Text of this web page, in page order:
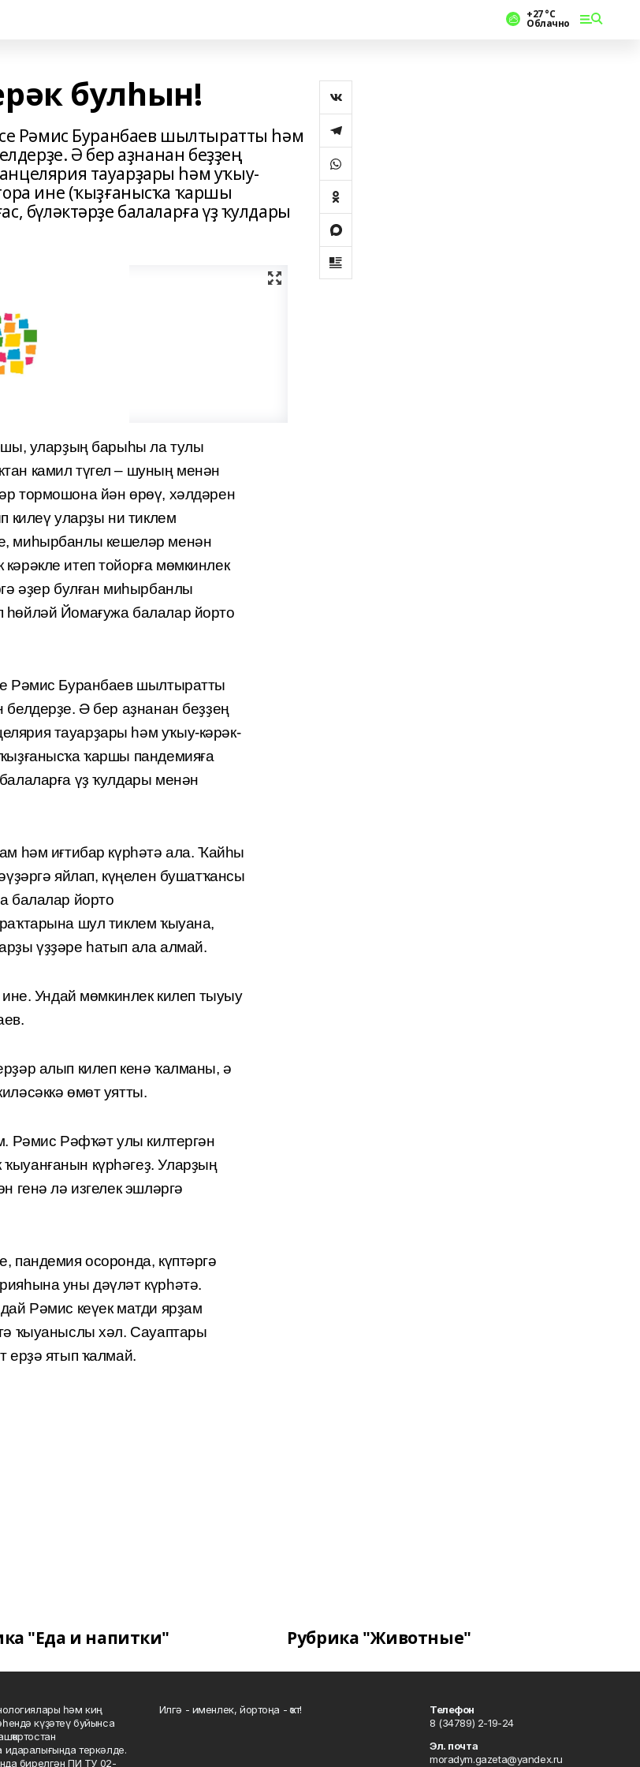
+27 °С
Облачно
булһын!
Рәмис Буранбаев шылтыратты һәм
Ә бер аҙнанан беҙҙең
тауарҙары һәм уҡыу-
ине (ҡыҙғанысҡа ҡаршы
бүләктәрҙе балаларға үҙ ҡулдары
уларҙың барыһы ла тулы
камил түгел – шуның менән
тормошона йән өрөү, хәлдәрен
килеү уларҙы ни тиклем
миһырбанлы кешеләр менән
итеп тойорға мөмкинлек
әҙер булған миһырбанлы
Йомағужа балалар йорто
Рәмис Буранбаев шылтыратты
белдерҙе. Ә бер аҙнанан беҙҙең
тауарҙары һәм уҡыу-кәрәк-
ҡаршы пандемияға
үҙ ҡулдары менән
һәм иғтибар күрһәтә ала. Ҡайһы
яйлап, күңелен бушатҡансы
балалар йорто
шул тиклем ҡыуана,
үҙҙәре һатып ала алмай.
Ундай мөмкинлек килеп тыуыу
алып килеп кенә ҡалманы, ә
өмөт уятты.
Рәмис Рәфҡәт улы килтергән
күрһәгеҙ. Уларҙың
генә лә изгелек эшләргә
пандемия осоронда, күптәргә
уны дәүләт күрһәтә.
Рәмис кеүек матди ярҙам
ҡыуаныслы хәл. Сауаптары
ерҙә ятып ҡалмай.
"Еда и напитки" Рубрика "Животные"
һәм киң
күҙәтеү буйынса
теркәлде.
бирелгән ПИ ТУ 02-
Илгә - именлек, йортоңа - ҡот!
Телефон
8 (34789) 2-19-24
Эл. почта
moradym.gazeta@yandex.ru